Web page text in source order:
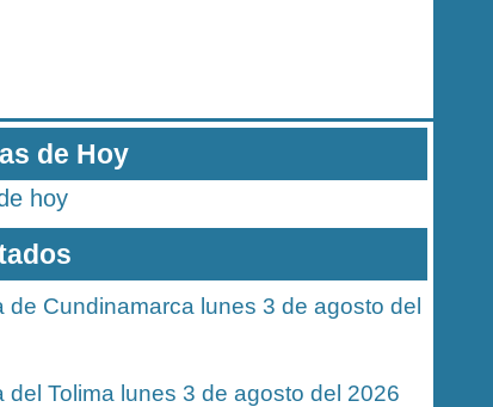
de Hoy
hoy
de Cundinamarca lunes 3 de agosto del
del Tolima lunes 3 de agosto del 2026